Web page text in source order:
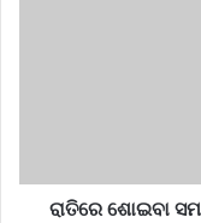
ରାତିରେ ଶୋଇବା